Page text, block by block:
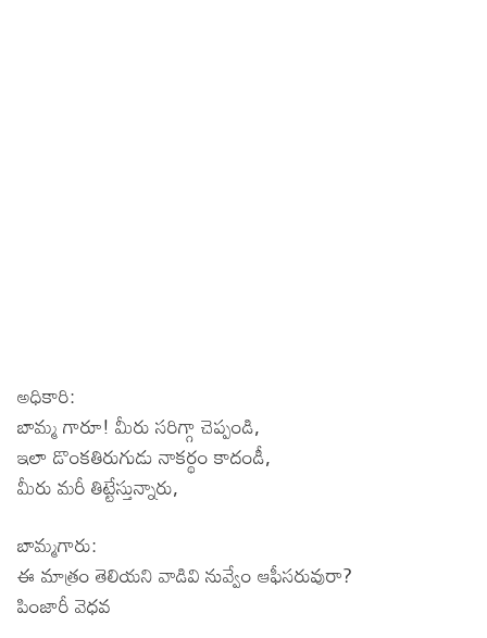
అధికారి:
బామ్మ గారూ! మీరు సరిగ్గా చెప్పండి,
ఇలా డొంకతిరుగుడు నాకర్థం కాదండీ,
మీరు మరీ తిట్టేస్తున్నారు,
బామ్మగారు:
ఈ మాత్రం తెలియని వాడివి నువ్వేం ఆఫీసరువురా?
పింజారీ వెధవ